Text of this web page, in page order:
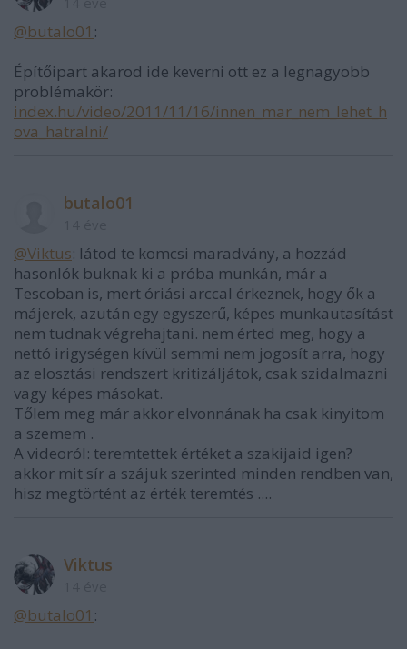
@butalo01 :
Építőipart akarod ide keverni ott ez a legnagyobb
problémakör:
index.hu/video/2011/11/16/innen_mar_nem_lehet_h
ova_hatralni/
butalo01
@Viktus: látod te komcsi maradvány, a hozzád
hasonlók buknak ki a próba munkán, már a
Tescoban is, mert óriási arccal érkeznek, hogy ők a
májerek, azután egy egyszerű, képes munkautasítást
nem tudnak végrehajtani. nem érted meg, hogy a
nettó irigységen kívül semmi nem jogosít arra, hogy
az elosztási rendszert kritizáljátok, csak szidalmazni
vagy képes másokat.
Tőlem meg már akkor elvonnának ha csak kinyitom
a szemem .
A videoról: teremtettek értéket a szakijaid igen?
akkor mit sír a szájuk szerinted minden rendben van,
hisz megtörtént az érték teremtés ....
Viktus
@butalo01 :